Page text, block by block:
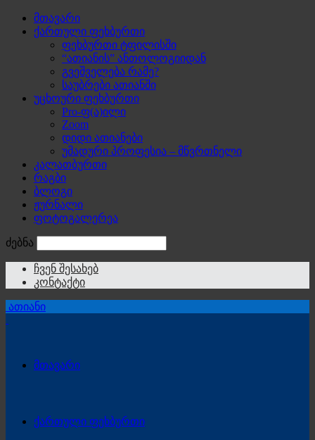
მთავარი
ქართული ფეხბურთი
ფეხბურთი ტფილისში
“ათიანის” ანთოლოგიიდან
გვეშველება რამე?
საუბრები ათიანში
უცხოური ფეხბურთი
Pro-ფ(ა)ილი
Zoom
დიდი ათიანები
უმადური პროფესია – მწვრთნელი
კალათბურთი
რაგბი
ბლოგი
ჟურნალი
ფოტოგალერეა
ძებნა
ჩვენ შესახებ
კონტაქტი
ათიანი
მთავარი
ქართული ფეხბურთი